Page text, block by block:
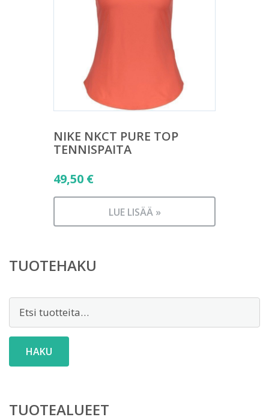
NIKE NKCT PURE TOP
TENNISPAITA
49,50 €
LUE LISÄÄ »
TUOTEHAKU
Etsi:
HAKU
TUOTEALUEET